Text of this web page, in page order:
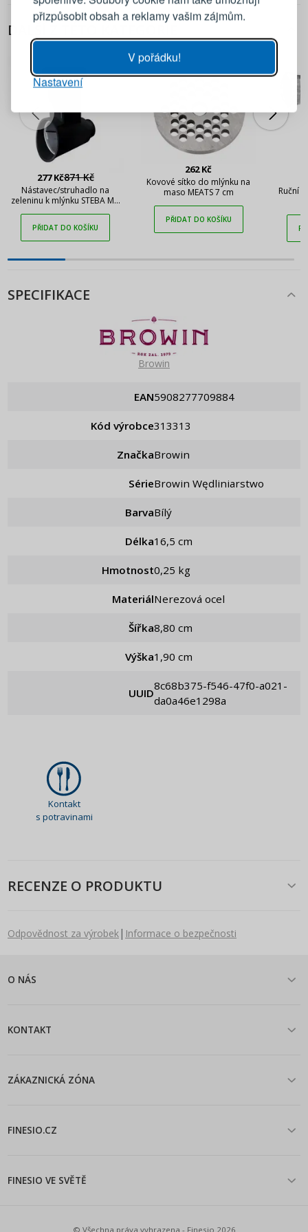
přizpůsobit obsah a reklamy vašim zájmům.
V pořádku!
Nastavení
DALŠÍ Z TÉTO KATEGORIE
277 Kč871 Kč
Nástavec/struhadlo na
zeleninu k mlýnku STEBA MG
1600 V6 černý
PŘIDAT DO KOŠÍKU
262 Kč
Kovové sítko do mlýnku na
maso MEATS 7 cm
PŘIDAT DO KOŠÍKU
Ruční
SPECIFIKACE
Browin
EAN 5908277709884
Kód výrobce 313313
Značka Browin
Série Browin Wędliniarstwo
Barva Bílý
Délka 16,5 cm
Hmotnost 0,25 kg
Materiál Nerezová ocel
Šířka 8,80 cm
Výška 1,90 cm
UUID
8c68b375-f546-47f0-a021-
da0a46e1298a
Kontakt
s potravinami
RECENZE O PRODUKTU
Odpovědnost za výrobek| Informace o bezpečnosti
O NÁS
KONTAKT
ZÁKAZNICKÁ ZÓNA
FINESIO.CZ
FINESIO VE SVĚTĚ
© Všechna práva vyhrazena - Finesio 2026
PŘIHLÁSIT SE
Připomenutí hesla